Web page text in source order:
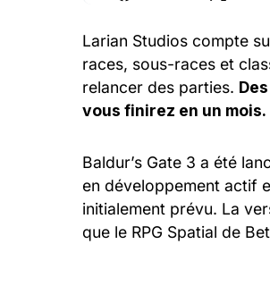
Larian Studios compte
races, sous-races et
relancer des parties.
vous finirez en un mois.
Baldur’s Gate 3 a été
en développement actif
initialement prévu. La
que le RPG Spatial de